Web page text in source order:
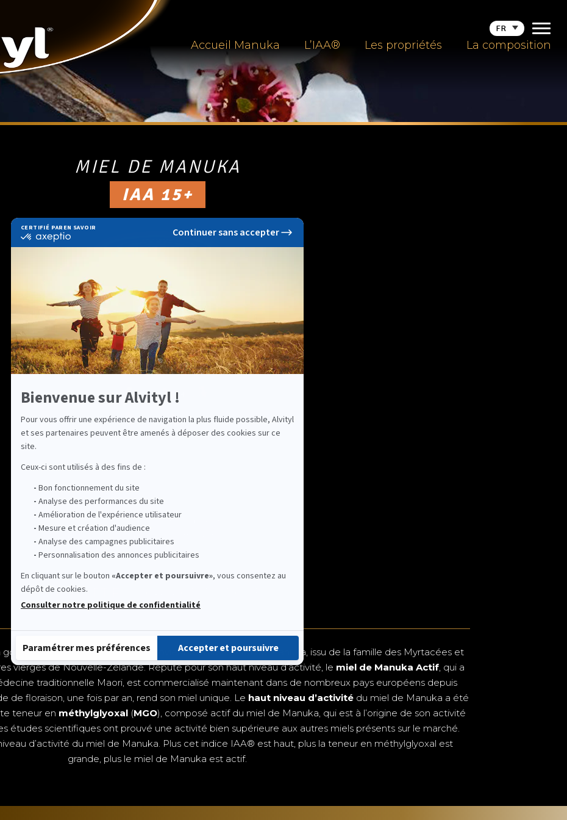
Accueil Manuka L’IAA® Les propriétés La composition
MIEL DE MANUKA
IAA 15+
Avec une teneur minimale en
méthylglyoxal de 514 mg/kg, ce miel aux
propriétés uniques vous offre le troisième
niveau d’efficacité du miel de Manuka.
DESCRIPTIF
intense, le miel de Manuka provient de l’arbrisseau de Manuka, issu de la famille des Myrtacées et
vierges de Nouvelle-Zélande. Réputé pour son haut niveau d’activité, le miel de Manuka Actif, qui a
traditionnelle Maori, est commercialisé maintenant dans de nombreux pays européens depuis
de floraison, une fois par an, rend son miel unique. Le haut niveau d’activité du miel de Manuka a été
teneur en méthylglyoxal(MGO), composé actif du miel de Manuka, qui est à l’origine de son activité
études scientifiques ont prouvé une activité bien supérieure aux autres miels présents sur le marché.
d’activité du miel de Manuka. Plus cet indice IAA® est haut, plus la teneur en méthylglyoxal est
grande, plus le miel de Manuka est actif.
FR